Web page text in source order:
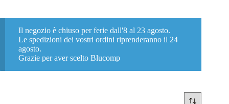
Il negozio è chiuso per ferie dall'8 al 23 agosto.
Le spedizioni dei vostri ordini riprenderanno il 24
agosto.
Grazie per aver scelto Blucomp